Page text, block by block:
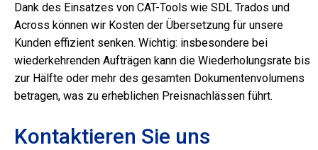
Dank des Einsatzes von CAT-Tools wie SDL Trados und
Across können wir Kosten der Übersetzung für unsere
Kunden effizient senken. Wichtig: insbesondere bei
wiederkehrenden Aufträgen kann die Wiederholungsrate bis
zur Hälfte oder mehr des gesamten Dokumentenvolumens
betragen, was zu erheblichen Preisnachlässen führt.
Kontaktieren Sie uns